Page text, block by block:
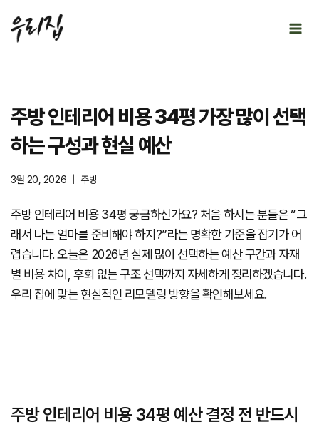
주방 인테리어 비용 34평 가장 많이 선택
하는 구성과 현실 예산
3월 20, 2026 주방
주방 인테리어 비용 34평 궁금하신가요? 처음 하시는 분들은 “그
래서 나는 얼마를 준비해야 하지?”라는 명확한 기준을 잡기가 어
렵습니다. 오늘은 2026년 실제 많이 선택하는 예산 구간과 자재
별 비용 차이, 후회 없는 구조 선택까지 자세하게 정리하겠습니다.
우리 집에 맞는 현실적인 리모델링 방향을 확인해보세요.
주방 인테리어 비용 34평 예산 결정 전 반드시